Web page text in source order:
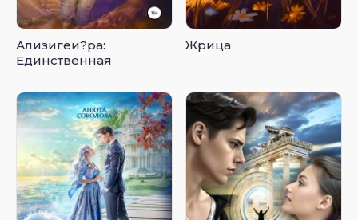
Ализигеи?ра:
Единственная
Жрица